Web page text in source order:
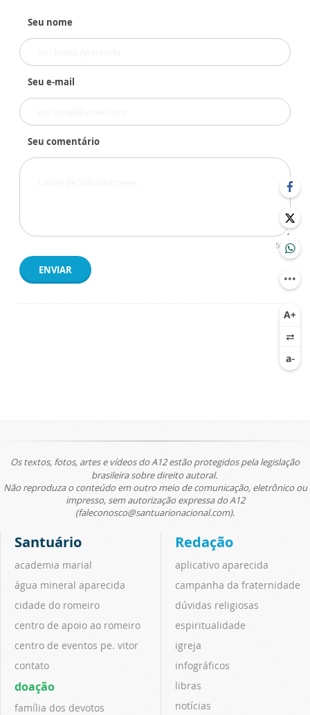
Seu nome
Seu e-mail
Seu comentário
500
ENVIAR
Os textos, fotos, artes e vídeos do A12 estão protegidos pela legislação
brasileira sobre direito autoral.
Não reproduza o conteúdo em outro meio de comunicação, eletrônico ou
impresso, sem autorização expressa do A12
(faleconosco@santuarionacional.com).
Santuário
academia marial
água mineral aparecida
cidade do romeiro
centro de apoio ao romeiro
centro de eventos pe. vitor
contato
doação
família dos devotos
Redação
aplicativo aparecida
campanha da fraternidade
dúvidas religiosas
espiritualidade
igreja
infográficos
libras
notícias